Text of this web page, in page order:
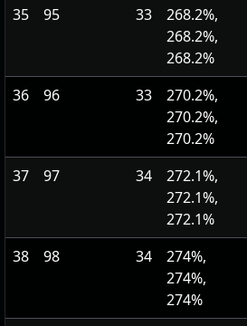
35 95 33
268.2%,
268.2%,
268.2%
36 96 33
270.2%,
270.2%,
270.2%
37 97 34
272.1%,
272.1%,
272.1%
38 98 34
274%,
274%,
274%